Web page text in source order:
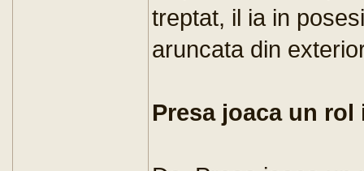
treptat, il ia in
aruncata din
Presa joaca un